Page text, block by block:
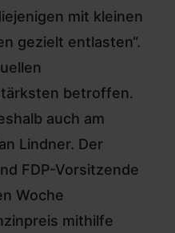
mit kleinen
gezielt entlasten“.
betroffen.
auch am
Lindner. Der
FDP-Vorsitzende
Woche
mithilfe